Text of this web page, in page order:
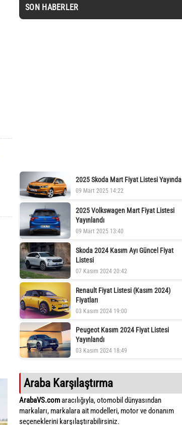
SON HABERLER
2025 Skoda Mart Fiyat Listesi Yayında
09 Mart 2025 14:22
2025 Volkswagen Mart Fiyat Listesi
Yayınlandı
09 Mart 2025 13:40
Skoda 2024 Kasım Ayı Güncel Fiyat
Listesi
07 Kasım 2024 20:42
Renault Fiyat Listesi (Kasım 2024)
Fiyatları
03 Kasım 2024 19:00
Peugeot Kasım 2024 Fiyat Listesi
Yayınlandı
03 Kasım 2024 18:49
Araba Karşılaştırma
ArabaVS.comaracılığıyla, otomobil dünyasından
markaları, markalara ait modelleri, motor ve donanım
seçeneklerini karşılaştırabilirsiniz.